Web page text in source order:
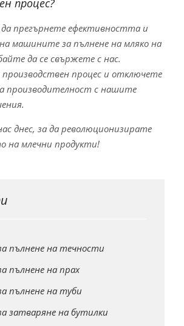
процес?
прегърнете ефективността и
машините за пълнене на мляко на
да се свържете с нас.
производствен процес и отключете
производителност с нашите
днес, за да революционизирате
на млечни продукти!
пълнене на течности
пълнене на прах
пълнене на туби
затваряне на бутилки